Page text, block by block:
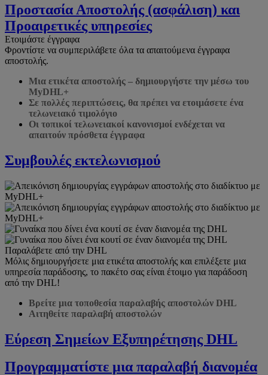
Προστασία Αποστολής (ασφάλιση) και
Προαιρετικές υπηρεσίες
Ετοιμάστε έγγραφα
Φροντίστε να συμπεριλάβετε όλα τα απαιτούμενα έγγραφα
αποστολής.
Μια ετικέτα αποστολής – δημιουργήστε την μέσω του
MyDHL+
Σε πολλές περιπτώσεις, θα πρέπει να ετοιμάσετε ένα
τελωνειακό τιμολόγιο
Οι τοπικοί τελωνειακοί κανονισμοί ενδέχεται να
απαιτούν πρόσθετα έγγραφα
Συμβουλές εκτελωνισμού
Παραλάβετε από την DHL
Μόλις δημιουργήσετε μια ετικέτα αποστολής και επιλέξετε μια
υπηρεσία παράδοσης, το πακέτο σας είναι έτοιμο για παράδοση
από την DHL!
Βρείτε μια τοποθεσία παραλαβής αποστολών DHL
Αιτηθείτε παραλαβή αποστολών
Εύρεση Σημείων Εξυπηρέτησης DHL
Προγραμματίστε μια παραλαβή διανομέα